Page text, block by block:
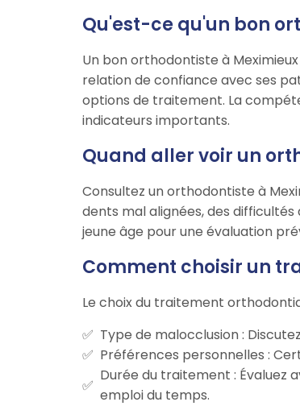
Qu'est-ce qu'un bon
Un bon orthodontiste à
relation de confiance avec ses
options de traitement. La
indicateurs importants.
Quand aller voir un
Consultez un orthodontiste à
dents mal alignées, des
jeune âge pour une évaluation
Comment choisir un
Le choix du traitement
Type de malocclusion :
Préférences personnelles :
Durée du traitement : Évaluez
emploi du temps.